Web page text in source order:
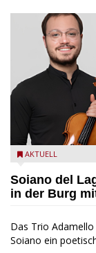
Trio Adamello
AKTUELL
Soiano del
in der Burg
Das Trio
Soiano ein